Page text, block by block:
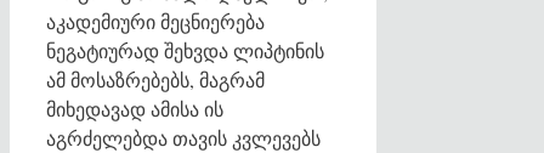
აკადემიური მეცნიერება
ნეგატიურად შეხვდა ლიპტინის
ამ მოსაზრებებს, მაგრამ
მიხედავად ამისა ის
აგრძელებდა თავის კვლევებს